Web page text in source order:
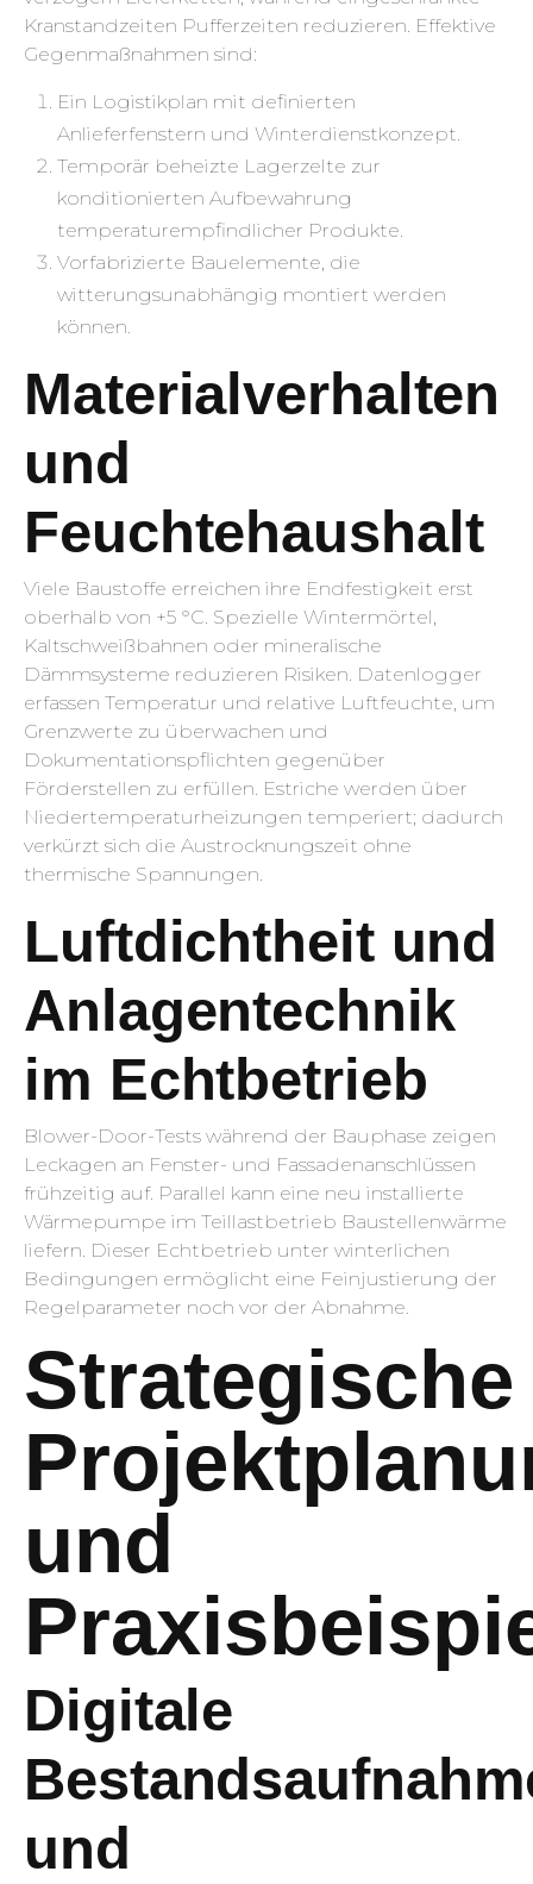
Kranstandzeiten Pufferzeiten reduzieren. Effektive
Gegenmaßnahmen sind:
Ein Logistikplan mit definierten
Anlieferfenstern und Winterdienstkonzept.
Temporär beheizte Lagerzelte zur
konditionierten Aufbewahrung
temperaturempfindlicher Produkte.
Vorfabrizierte Bauelemente, die
witterungsunabhängig montiert werden
können.
Materialverhalten
und
Feuchtehaushalt
Viele Baustoffe erreichen ihre Endfestigkeit erst
oberhalb von +5 °C. Spezielle Wintermörtel,
Kaltschweißbahnen oder mineralische
Dämmsysteme reduzieren Risiken. Datenlogger
erfassen Temperatur und relative Luftfeuchte, um
Grenzwerte zu überwachen und
Dokumentationspflichten gegenüber
Förderstellen zu erfüllen. Estriche werden über
Niedertemperaturheizungen temperiert; dadurch
verkürzt sich die Austrocknungszeit ohne
thermische Spannungen.
Luftdichtheit und
Anlagentechnik
im Echtbetrieb
Blower-Door-Tests während der Bauphase zeigen
Leckagen an Fenster- und Fassadenanschlüssen
frühzeitig auf. Parallel kann eine neu installierte
Wärmepumpe im Teillastbetrieb Baustellenwärme
liefern. Dieser Echtbetrieb unter winterlichen
Bedingungen ermöglicht eine Feinjustierung der
Regelparameter noch vor der Abnahme.
Strategische
und
Digitale
und